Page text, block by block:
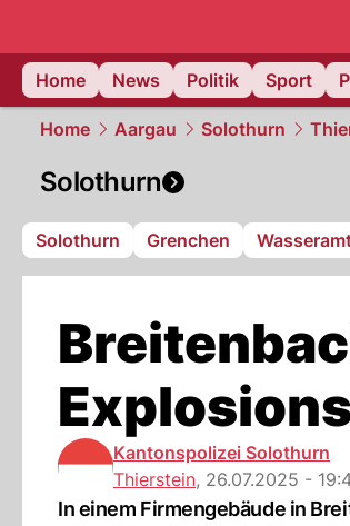
Home
News Politik Sport
Home Aargau Solothurn
Solothurn
Solothurn Grenchen
Kantonspolizei Solothurn
Thierstein, 26.07.2025 -
In einem Firmengebäude in